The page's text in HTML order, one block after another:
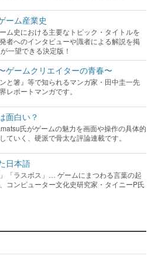
ーム産業史
ム史における主要なトピック・タイトルを
者へのインタビューや識者による解説を掲
一望できる決定版！
ゲームクリエイターの青春〜
と箸』等で知られるマンガ家・田中圭一先
レポートマンガです。
面白い？
氏がゲームの魅力を画面や操作の具体的
ていく、硬派で骨太な評論連載です。
日本語
」「ラスボス」… ゲームにまつわる言葉の起
コンピューター文化史研究家・タイニーP氏